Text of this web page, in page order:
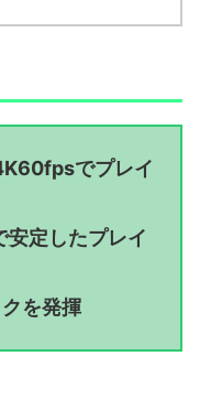
でプレイ
定したプレイ
を発揮